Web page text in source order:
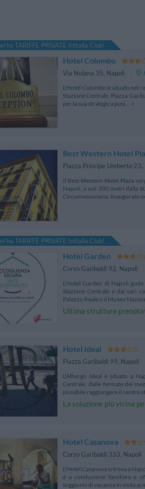
ha TARIFFE PRIVATE InItalia Club!
Hotel Colombo
Via Nolana 35, Napoli
L'Hotel Colombo è situato nel
Stazione Centrale, Piazza
per la sua strategica posi...
Best Western Hotel
Piazza Principe Umberto 23,
Il Best Western Hotel Plaza
Napoli, a soli 200 metri dalla
Circumvesuviana. Inaugurato
ha TARIFFE PRIVATE InItalia Club!
Hotel Garden
Corso Garibaldi 92, Napoli
L'Hotel Garden di Napoli
Stazione Centrale e dai vari
Palazzo Reale o il Museo
Ultima struttura
Hotel Ideal
Piazza Garibaldi 99, Napoli
L'Albergo Ideal è situato a
Centrale, dalle fermate dei
possibile raggiungere il centro
La soluzione più vicina
Hotel Casanova
Corso Garibaldi 333, Napoli
L'Hotel Casanova si trova a
è a conduzione familiare e
soggiorni di vacanza in visita ai